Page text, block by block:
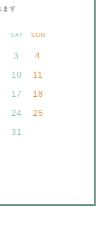
ます
SAT SUN
3
4
10
11
17
18
24
25
31